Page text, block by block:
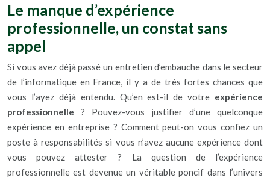
Le manque d’expérience
professionnelle, un constat sans
appel
Si vous avez déjà passé un entretien d’embauche dans le secteur
de l’informatique en France, il y a de très fortes chances que
vous l’ayez déjà entendu. Qu’en est-il de votre expérience
professionnelle ? Pouvez-vous justifier d’une quelconque
expérience en entreprise ? Comment peut-on vous confiez un
poste à responsabilités si vous n’avez aucune expérience dont
vous pouvez attester ? La question de l’expérience
professionnelle est devenue un véritable poncif dans l’univers